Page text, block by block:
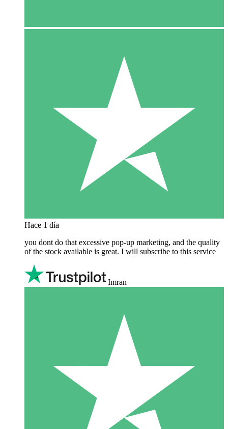
Hace 1 día
you dont do that excessive pop-up marketing, and the quality
of the stock available is great. I will subscribe to this service
Imran